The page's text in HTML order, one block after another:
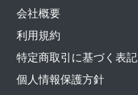
会社概要
利用規約
特定商取引に基づく表記
個人情報保護方針